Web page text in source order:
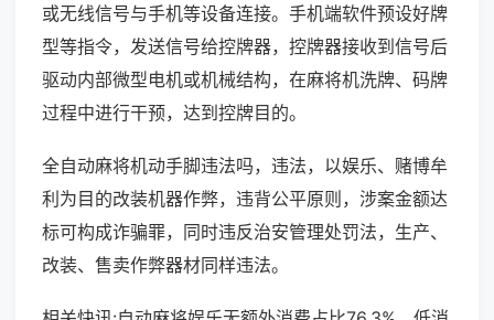
或无线信号与手机等设备连接。手机端软件预设好牌
型等指令，发送信号给控牌器，控牌器接收到信号后
驱动内部微型电机或机械结构，在麻将机洗牌、码牌
过程中进行干预，达到控牌目的。
全自动麻将机动手脚违法吗，违法，以娱乐、赌博牟
利为目的改装机器作弊，违背公平原则，涉案金额达
标可构成诈骗罪，同时违反治安管理处罚法，生产、
改装、售卖作弊器材同样违法。